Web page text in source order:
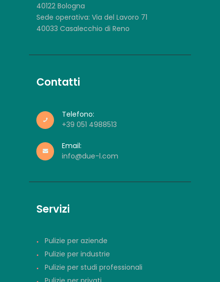
40122 Bologna
Sede operativa: Via del Lavoro 71
40033 Casalecchio di Reno
Contatti
Telefono:
+39 051 4988513
Email:
info@due-l.com
Servizi
Pulizie per aziende
Pulizie per industrie
Pulizie per studi professionali